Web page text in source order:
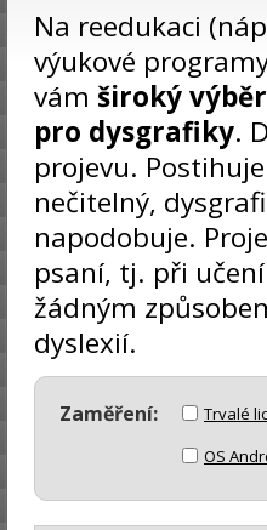
Na reedukaci
výukové
vám široký
pro dysgrafiky.
projevu.
nečitelný,
napodobuje.
psaní, tj. při
žádným
dyslexií.
Zaměření:
Trvalé
OS